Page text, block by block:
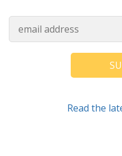
Read the